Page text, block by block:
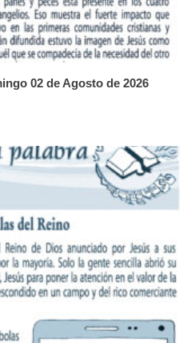
02 de Agosto de 2026